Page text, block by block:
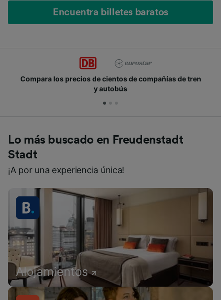
Encuentra billetes baratos
los precios de cientos de compañías de tren
Únete
Lo más buscado en Freudenstadt
Stadt
¡A por una experiencia única!
Alojamientos